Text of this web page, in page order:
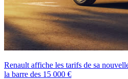
Renault affiche les tarifs de sa
la barre des 15 000 €